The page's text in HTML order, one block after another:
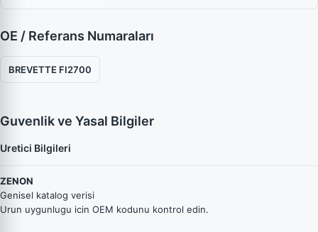
OE / Referans Numaraları
BREVETTE FI2700
Guvenlik ve Yasal Bilgiler
Uretici Bilgileri
ZENON
Genisel katalog verisi
Urun uygunlugu icin OEM kodunu kontrol edin.